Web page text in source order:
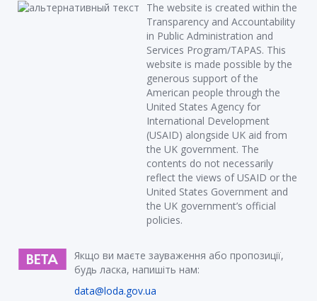
The website is created within the
Transparency and Accountability
in Public Administration and
Services Program/TAPAS. This
website is made possible by the
generous support of the
American people through the
United States Agency for
International Development
(USAID) alongside UK aid from
the UK government. The
contents do not necessarily
reflect the views of USAID or the
United States Government and
the UK government’s official
policies.
Якщо ви маєте зауваження або пропозиції,
будь ласка, напишіть нам:
data@loda.gov.ua